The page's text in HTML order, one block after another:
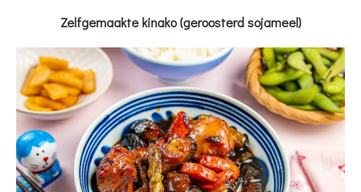
Zelfgemaakte kinako (geroosterd sojameel)